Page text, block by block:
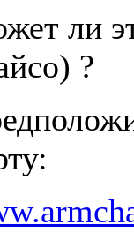
ли
?